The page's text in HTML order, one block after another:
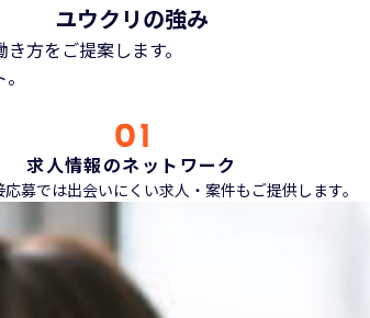
ユウクリの強み
方をご提案します。
求人情報のネットワーク
募では出会いにくい求人・案件もご提供します。